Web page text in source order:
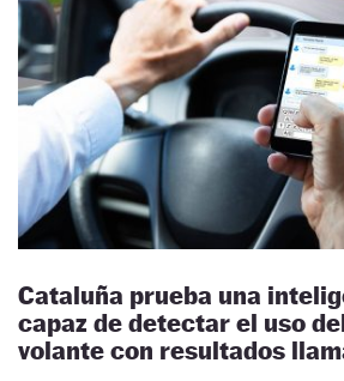
Cataluña prueba una
capaz de detectar el uso
volante con resultados